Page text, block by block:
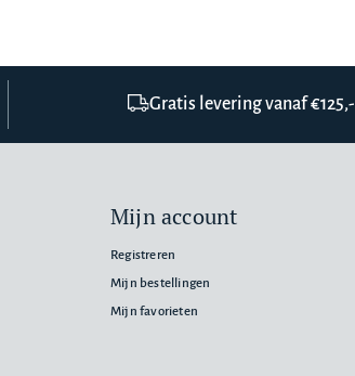
Gratis levering vanaf €125,-
Mijn account
Registreren
Mijn bestellingen
Mijn favorieten